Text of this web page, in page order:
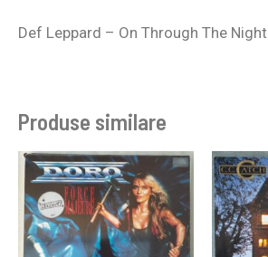
Def Leppard – On Through The Night
Produse similare